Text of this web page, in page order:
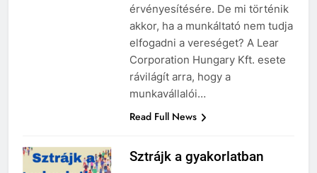
érvényesítésére. De mi történik
akkor, ha a munkáltató nem tudja
elfogadni a vereséget? A Lear
Corporation Hungary Kft. esete
rávilágít arra, hogy a
munkavállalói…
Read Full News
Sztrájk a gyakorlatban